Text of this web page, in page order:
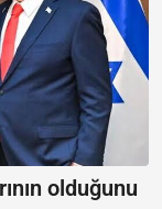
olduğunu